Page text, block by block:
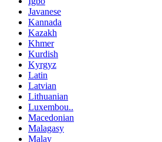
Javanese
Kannada
Kazakh
Khmer
Kurdish
Kyrgyz
Latin
Latvian
Lithuanian
Luxembou..
Macedonian
Malagasy
Malay